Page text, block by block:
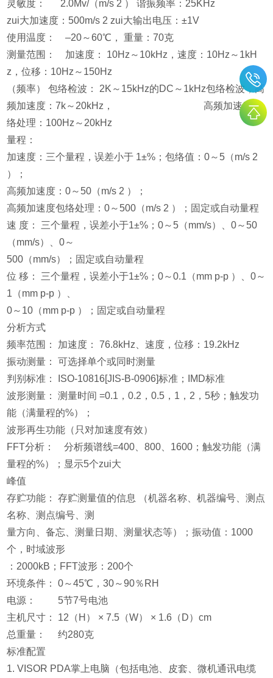
灵敏度： 2.0Mv/（m/s 2 ） 谐振频率：25KHz
zui大加速度：500m/s 2 zui大输出电压：±1V
使用温度： –20～60℃， 重量：70克
测量范围： 加速度： 10Hz～10kHz，速度：10Hz～1kH
z，位移：10Hz～150Hz
（频率） 包络检波： 2K～15kHz的DC～1kHz包络检波，高
频加速度：7k～20kHz， 高频加速度包
络处理：100Hz～20kHz
量程：
加速度：三个量程，误差小于 1±%；包络值：0～5（m/s 2
）；
高频加速度：0～50（m/s 2 ）；
高频加速度包络处理：0～500（m/s 2 ）；固定或自动量程
速 度： 三个量程，误差小于1±%；0～5（mm/s）、0～50
（mm/s）、0～
500（mm/s）；固定或自动量程
位 移： 三个量程，误差小于1±%；0～0.1（mm p-p ）、0～
1（mm p-p ）、
0～10（mm p-p ）；固定或自动量程
分析方式
频率范围： 加速度： 76.8kHz、速度，位移：19.2kHz
振动测量： 可选择单个或同时测量
判别标准： ISO-10816[JIS-B-0906]标准；IMD标准
波形测量： 测量时间 =0.1，0.2，0.5，1，2，5秒；触发功
能（满量程的%）；
波形再生功能（只对加速度有效）
FFT分析： 分析频谱线=400、800、1600；触发功能（满
量程的%）；显示5个zui大
峰值
存贮功能： 存贮测量值的信息 （机器名称、机器编号、测点
名称、测点编号、测
量方向、备忘、测量日期、测量状态等）；振动值：1000
个，时域波形
：2000kB；FFT波形：200个
环境条件： 0～45℃，30～90％RH
电源： 5节7号电池
主机尺寸： 12（H） × 7.5（W） × 1.6（D）cm
总重量： 约280克
标准配置
1. VISOR PDA掌上电脑（包括电池、皮套、微机通讯电缆